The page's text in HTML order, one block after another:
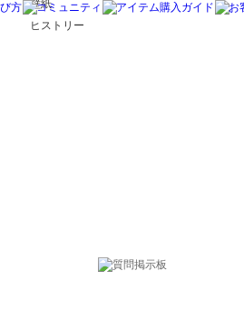
壁紙
ヒストリー